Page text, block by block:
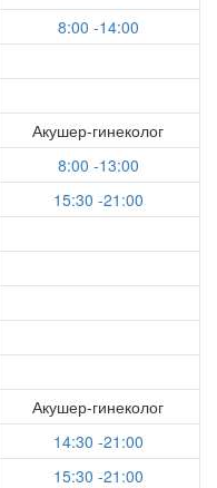
8:00 -14:00
Акушер-гинеколог
8:00 -13:00
15:30 -21:00
Акушер-гинеколог
14:30 -21:00
15:30 -21:00